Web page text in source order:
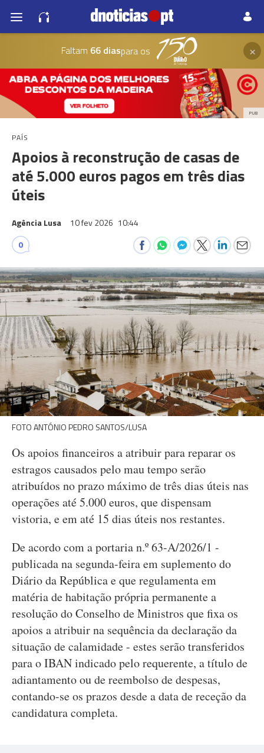
Faltam 66 diaspara os ×
PUB
PAÍS
Apoios à reconstrução de casas de
até 5.000 euros pagos em três dias
úteis
Agência Lusa 10 fev 2026 10:44
0
FOTO ANTÓNIO PEDRO SANTOS/LUSA
Os apoios financeiros a atribuir para reparar os
estragos causados pelo mau tempo serão
atribuídos no prazo máximo de três dias úteis nas
operações até 5.000 euros, que dispensam
vistoria, e em até 15 dias úteis nos restantes.
De acordo com a portaria n.º 63-A/2026/1 -
publicada na segunda-feira em suplemento do
Diário da República e que regulamenta em
matéria de habitação própria permanente a
resolução do Conselho de Ministros que fixa os
apoios a atribuir na sequência da declaração da
situação de calamidade - estes serão transferidos
para o IBAN indicado pelo requerente, a título de
adiantamento ou de reembolso de despesas,
contando-se os prazos desde a data de receção da
candidatura completa.